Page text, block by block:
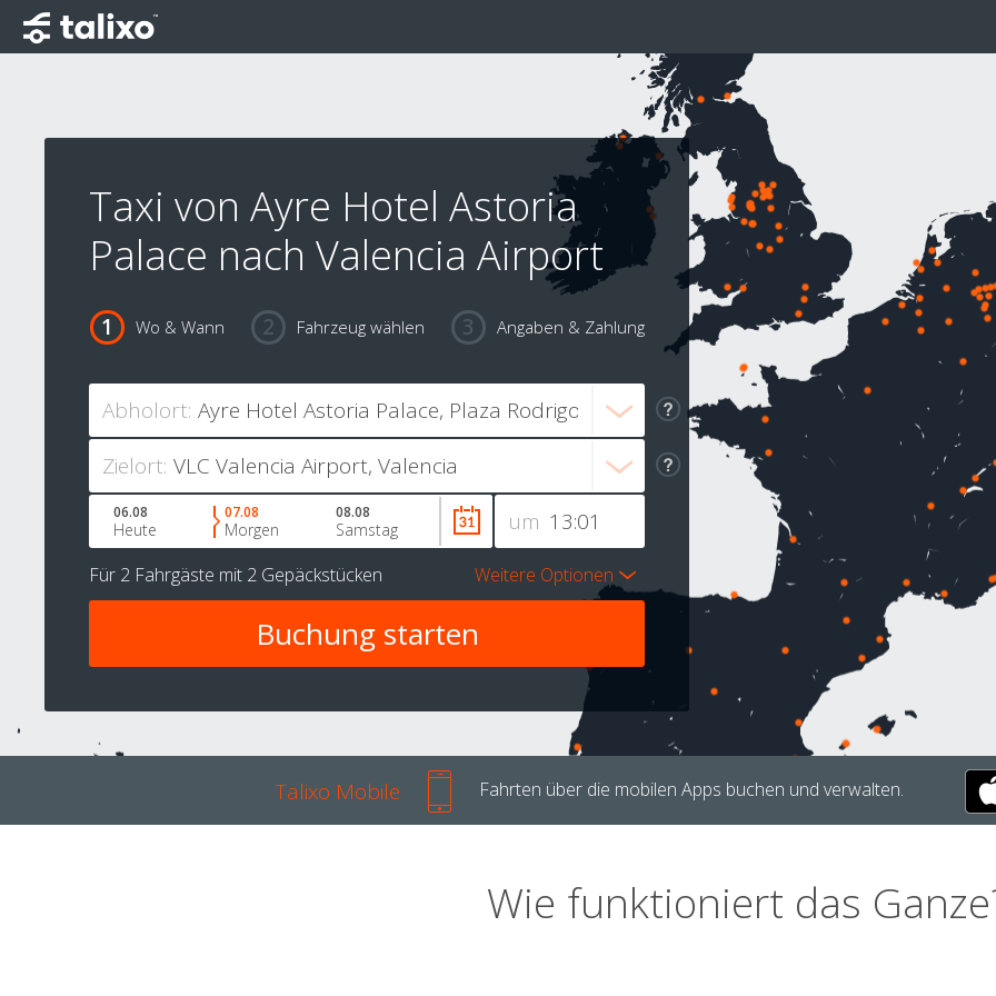
Taxi von Ayre Hotel Astoria
Palace nach Valencia Airport
Wo & Wann Fahrzeug wählen Angaben & Zahlung
Abholort:
Zielort:
um
06.08
Heute
07.08
Morgen
08.08
Samstag
Für 2 Fahrgäste mit 2 Gepäckstücken Weitere Optionen
Talixo Mobile Fahrten über die mobilen Apps buchen und verwalten.
Wie funktioniert das